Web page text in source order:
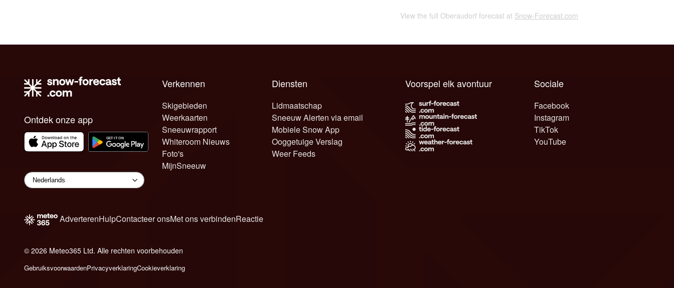
View the full Oberaudorf forecast at Snow-Forecast.com
Ontdek onze app
Verkennen
Skigebieden
Weerkaarten
Sneeuwrapport
Whiteroom Nieuws
Foto's
MijnSneeuw
Diensten
Lidmaatschap
Sneeuw Alerten via email
Mobiele Snow App
Ooggetuige Verslag
Weer Feeds
Sociale
Facebook
Instagram
TikTok
YouTube
Voorspel elk avontuur
AdverterenHulpContacteer onsMet ons verbindenReactie
© 2026 Meteo365 Ltd. Alle rechten voorbehouden
GebruiksvoorwaardenPrivacyverklaringCookieverklaring